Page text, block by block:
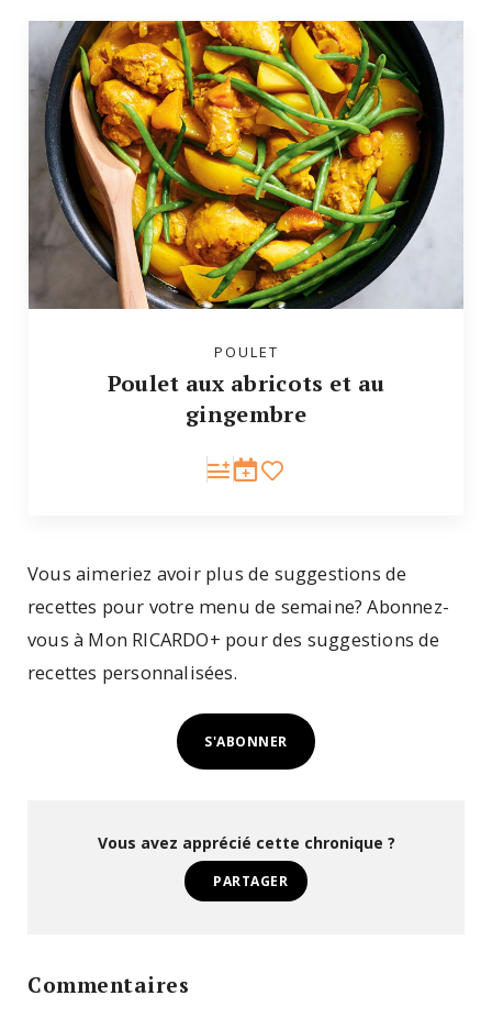
POULET
Poulet aux abricots et au
gingembre
Vous aimeriez avoir plus de suggestions de
recettes pour votre menu de semaine? Abonnez-
vous à Mon RICARDO+ pour des suggestions de
recettes personnalisées.
S'ABONNER
Vous avez apprécié cette chronique ?
PARTAGER
Commentaires